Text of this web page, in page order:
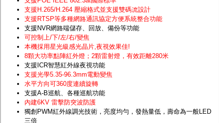
支援H.265/H.264 壓縮格式並支援雙碼流設計
支援RTSP等多種網路通訊協定方便系統整合功能
支援NVR網路端儲存、回放、備份等功能
可控制上/下/左/右/變焦
本機採用星光級感光晶片,夜視效果佳!
8顆大功率點陣紅外燈；2顆雷射燈，有效距離280米
支援ICR智慧紅外線夜視功能
支援光學5.35-96.3mm電動變焦
水平方向可360度連續旋轉
支援A-B巡航、各種巡航功能
內建6KV 雷擊防突波防護
獨創PWM紅外線調光技術，亮度均勻，發熱量低，壽命為一般LED
三倍